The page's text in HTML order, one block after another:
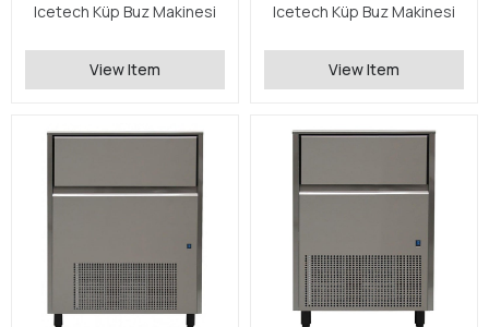
Icetech Küp Buz Makinesi
View Item
Icetech Küp Buz Makinesi
View Item